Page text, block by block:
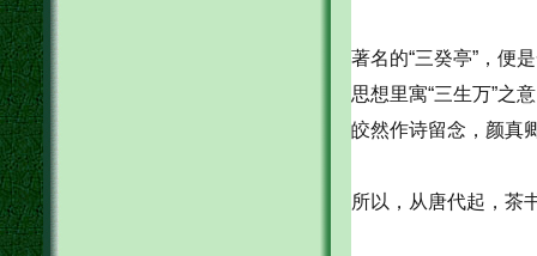
著名的“三癸亭”，便
思想里寓“三生万”之
皎然作诗留念，颜真
所以，从唐代起，茶